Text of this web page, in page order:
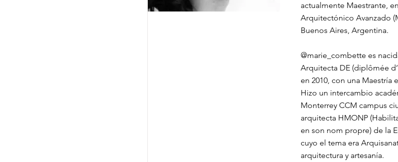
actualmente Maestrante,
Arquitectónico Avanzado
Buenos Aires, Argentina.
@marie_combette es
Arquitecta DE (diplômée
en 2010, con una Maestría
Hizo un intercambio
Monterrey CCM campus
arquitecta HMONP
en son nom propre) de la
cuyo el tema era
arquitectura y artesanía.